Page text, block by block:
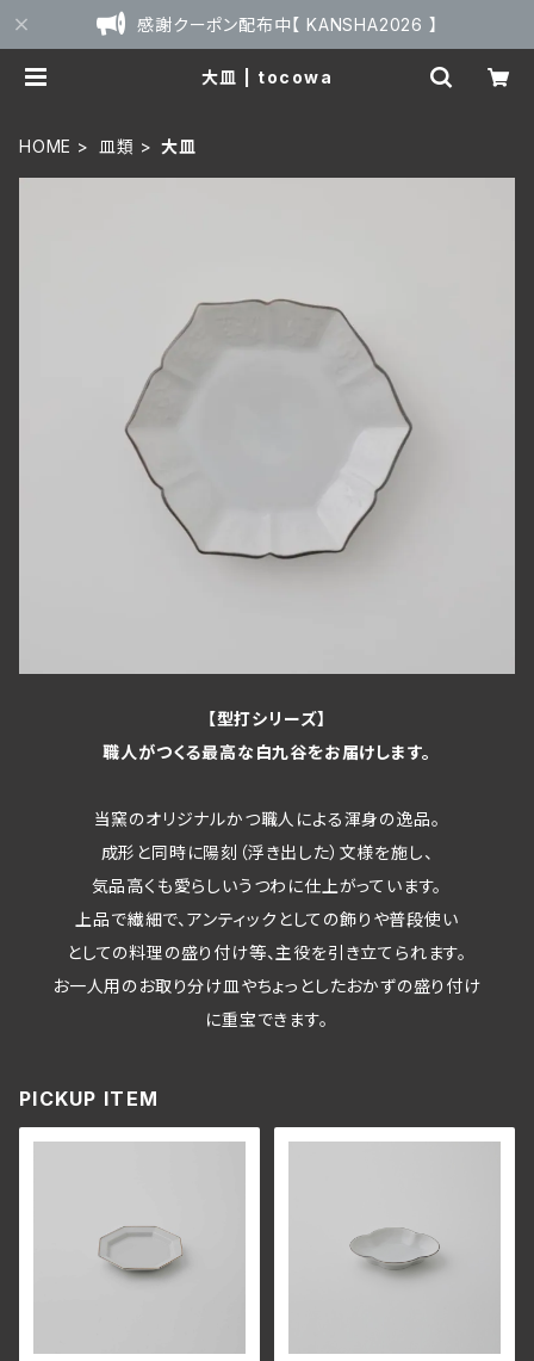
感謝クーポン配布中【 KANSHA2026 】
大皿 | tocowa
HOME 皿類 大皿
【型打シリーズ】
職人がつくる最高な白九谷をお届けします。
当窯のオリジナルかつ職人による渾身の逸品。
成形と同時に陽刻（浮き出した）文様を施し、
気品高くも愛らしいうつわに仕上がっています。
上品で繊細で、アンティックとしての飾りや普段使い
としての料理の盛り付け等、主役を引き立てられます。
お一人用のお取り分け皿やちょっとしたおかずの盛り付け
に重宝できます。
PICKUP ITEM